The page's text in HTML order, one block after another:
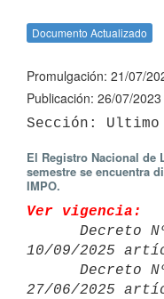
Documento Actualizado
Promulgación: 21/07/
Publicación: 26/07/2023
El Registro Nacional de
semestre se encuentra
IMPO.
Ver vigencia:
10/09/2025
27/06/2025